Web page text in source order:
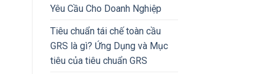
Yêu Cầu Cho Doanh Nghiệp
Tiêu chuẩn tái chế toàn cầu
GRS là gì? Ứng Dụng và Mục
tiêu của tiêu chuẩn GRS